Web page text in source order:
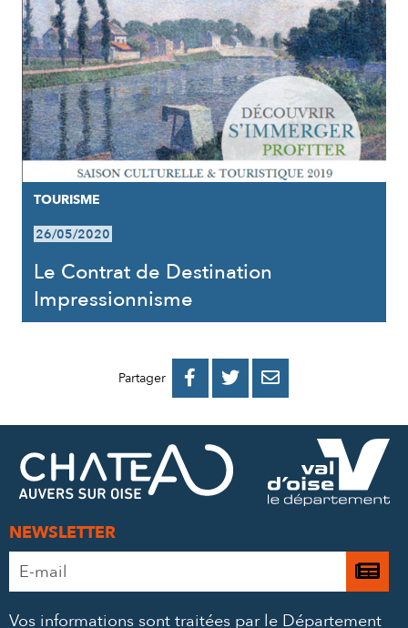
TOURISME
26/05/2020
Le Contrat de Destination
Impressionnisme
Partager 
PARTAGER
FACEBOOK
PARTAGER
PARTAGER
MAIL
NEWSLETTER
Adresse
e-
Je
Vos informations sont traitées par le Département